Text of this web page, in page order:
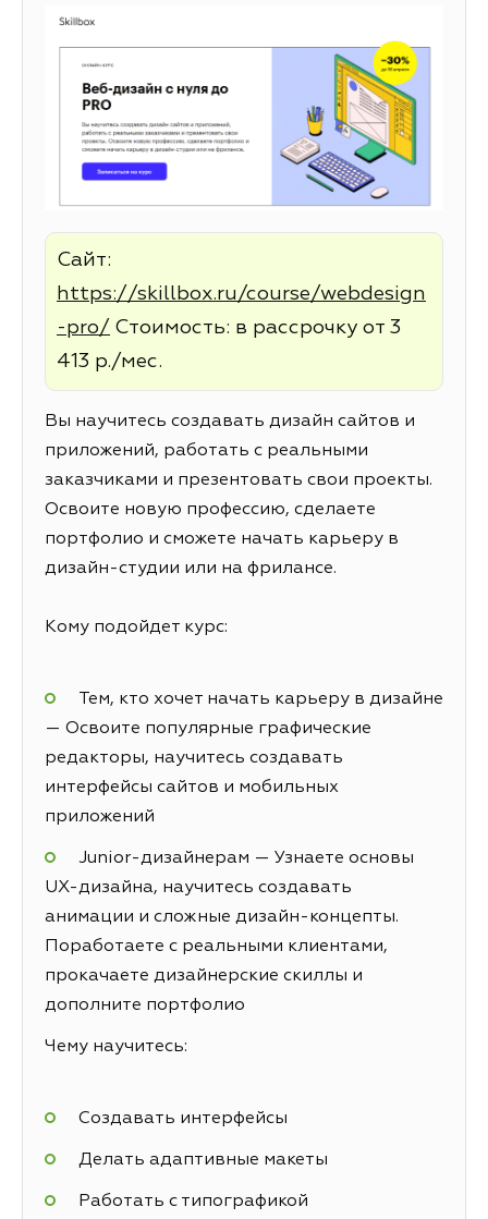
Сайт:
https://skillbox.ru/course/webdesign
-pro/ Стоимость: в рассрочку от 3
413 р./мес.
Вы научитесь создавать дизайн сайтов и
приложений, работать с реальными
заказчиками и презентовать свои проекты.
Освоите новую профессию, сделаете
портфолио и сможете начать карьеру в
дизайн-студии или на фрилансе.
Кому подойдет курс:
Тем, кто хочет начать карьеру в дизайне
— Освоите популярные графические
редакторы, научитесь создавать
интерфейсы сайтов и мобильных
приложений
Junior-дизайнерам — Узнаете основы
UX-дизайна, научитесь создавать
анимации и сложные дизайн-концепты.
Поработаете с реальными клиентами,
прокачаете дизайнерские скиллы и
дополните портфолио
Чему научитесь:
Создавать интерфейсы
Делать адаптивные макеты
Работать с типографикой